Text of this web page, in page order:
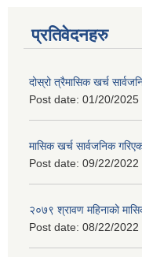
प्रतिवेदनहरु
दोस्रो त्रैमासिक खर्च
Post date: 01/20/2025
मासिक खर्च सार्वजनिक
Post date: 09/22/2022
२०७९ श्रावण महिनाको
Post date: 08/22/2022